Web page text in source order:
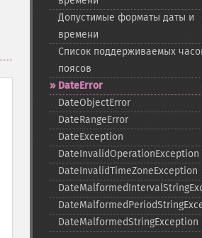
Допустимые форматы даты и
времени
Список поддерживаемых
поясов
DateError
DateObjectError
DateRangeError
DateException
DateInvalidOperationException
DateInvalidTimeZoneException
DateMalformedStringException